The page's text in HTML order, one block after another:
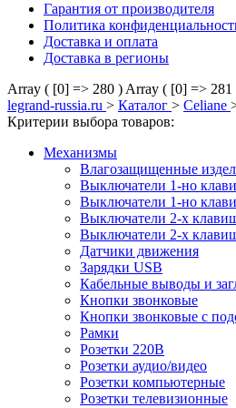
Гарантия от производителя
Политика
Доставка и оплата
Доставка в регионы
Array ( [0] => 280 ) Array ( [0] => 281
legrand-russia.ru > Каталог > Celiane
Критерии выбора товаров:
Механизмы
Влагозащищенные
Выключатели 1-но
Выключатели 1-но
Выключатели 2-х
Выключатели 2-х
Датчики движения
Зарядки USB
Кабельные выводы и
Кнопки звонковые
Кнопки звонковые с
Рамки
Розетки 220В
Розетки аудио/видео
Розетки компьютерные
Розетки телевизионные